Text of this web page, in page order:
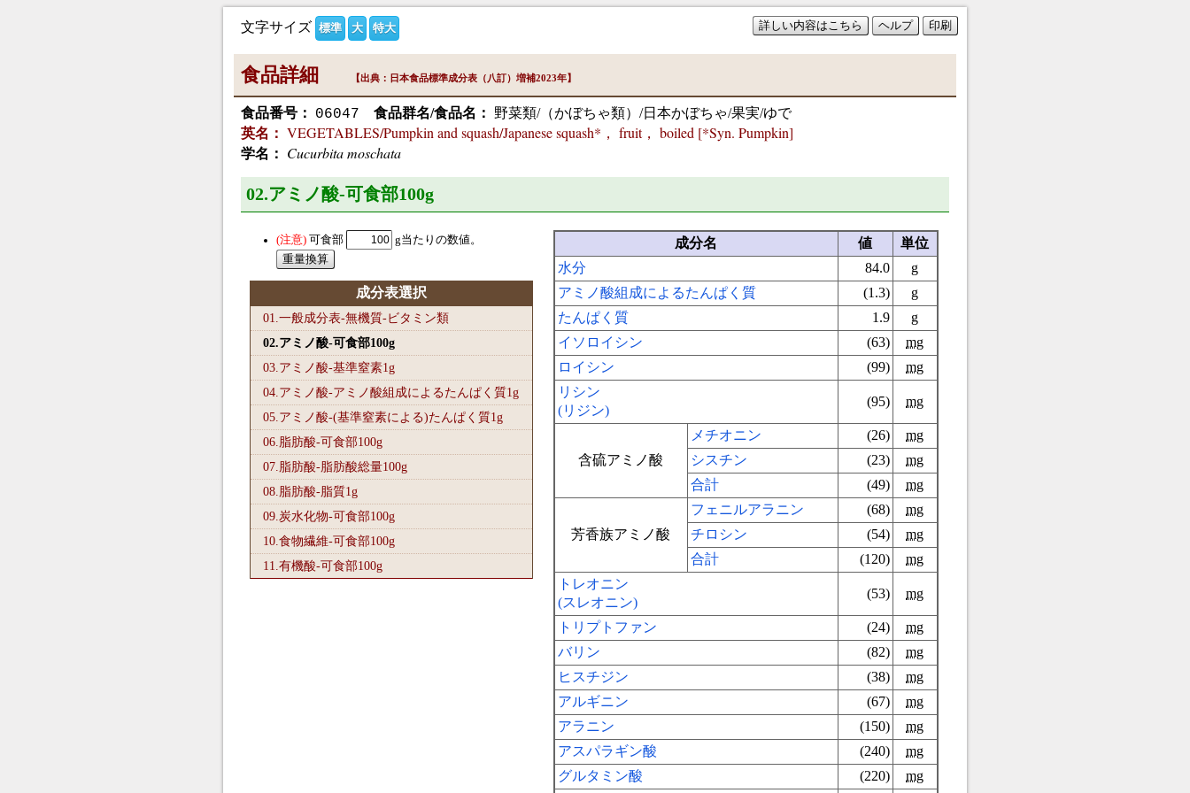
詳しい内容はこちら ヘルプ 印刷
文字サイズ 標準 大 特大
食品詳細 【出典：日本食品標準成分表（八訂）増補2023年】
食品番号： 06047 食品群名/食品名：
野菜類/（かぼちゃ類）/日本かぼちゃ/果実/ゆで
英名： VEGETABLES/Pumpkin and squash/Japanese squash*， fruit， boiled [*Syn. Pumpkin]
学名： Cucurbita moschata
02.アミノ酸-可食部100g
可食部 g当たりの数値。
成分表選択
01.一般成分表-無機質-ビタミン類
02.アミノ酸-可食部100g
03.アミノ酸-基準窒素1g
04.アミノ酸-アミノ酸組成によるたんぱく質1g
05.アミノ酸-(基準窒素による)たんぱく質1g
06.脂肪酸-可食部100g
07.脂肪酸-脂肪酸総量100g
08.脂肪酸-脂質1g
09.炭水化物-可食部100g
10.食物繊維-可食部100g
11.有機酸-可食部100g
成分名 値
単位
水分
84.0
g
アミノ酸組成によるたんぱく質
(1.3)
g
たんぱく質
1.9
g
イソロイシン
(63)
mg
ロイシン
(99)
mg
リシン
(リジン)
(95) mg
含硫アミノ酸
メチオニン (26)
mg
シスチン
(23)
mg
合計
(49) mg
芳香族アミノ酸
フェニルアラニン (68)
mg
チロシン
(54)
mg
合計
(120)
mg
トレオニン
(スレオニン)
(53) mg
トリプトファン (24)
mg
バリン
(82)
mg
ヒスチジン
(38)
mg
アルギニン
(67)
mg
アラニン
(150)
mg
アスパラギン酸
(240)
mg
グルタミン酸
(220) mg